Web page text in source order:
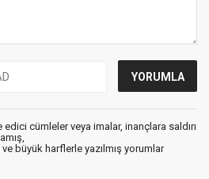
cümleler veya imalar, inançlara saldırı
büyük harflerle yazılmış yorumlar